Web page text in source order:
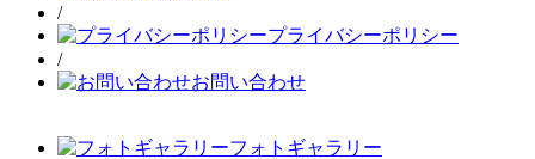
/
プライバシーポリシー
/
お問い合わせ
フォトギャラリー